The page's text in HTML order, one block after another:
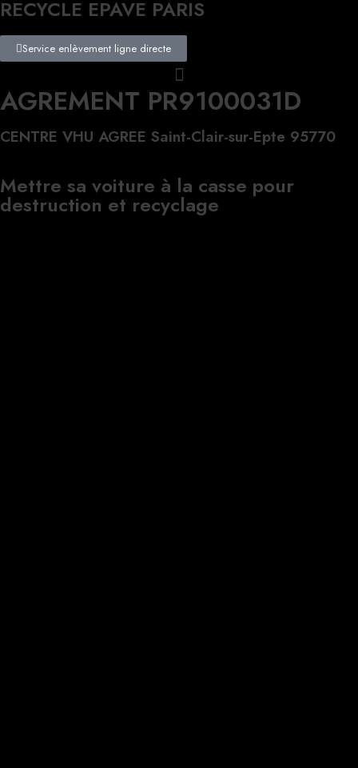
RECYCLE EPAVE PARIS
Service enlèvement ligne directe
AGREMENT PR9100031D
CENTRE VHU AGREE Saint-Clair-sur-Epte 95770
Mettre sa voiture à la casse pour
destruction et recyclage